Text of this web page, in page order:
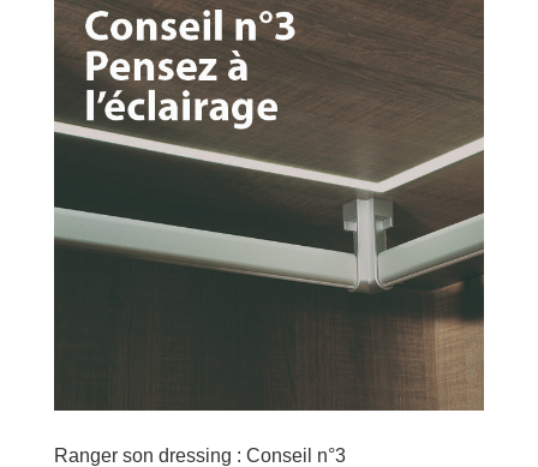
Ranger son dressing : Conseil n°3